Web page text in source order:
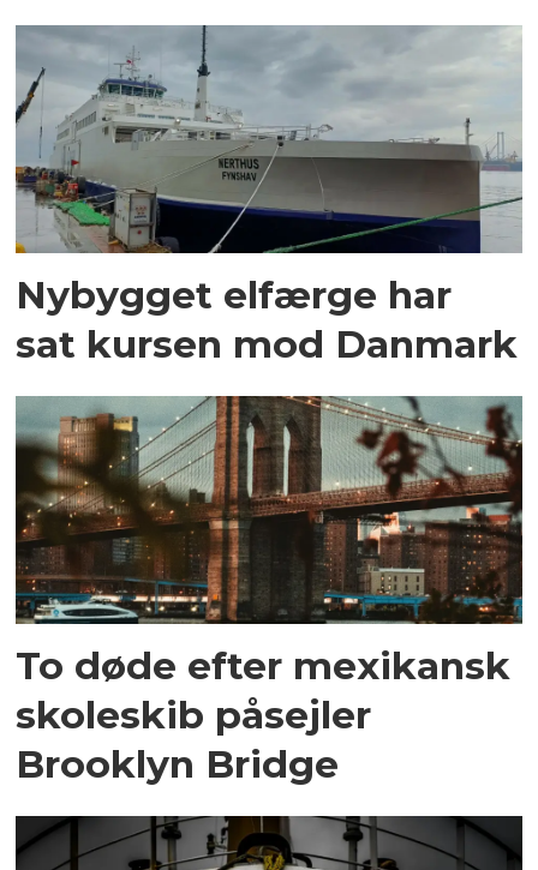
Nybygget elfærge har
sat kursen mod Danmark
To døde efter mexikansk
skoleskib påsejler
Brooklyn Bridge